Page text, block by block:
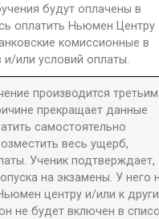
будут оплачены в
оплатить Ньюмен Центру
комиссионные в
или условий оплаты.
производится третьим
прекращает данные
самостоятельно
весь ущерб,
Ученик подтверждает,
на экзамены. У него
центру и/или к
не будет включен в